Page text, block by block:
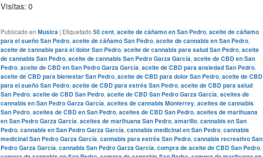
Visitas: 0
Publicado en Musica | Etiquetado 50 cent, aceite de cáñamo en San Pedro, aceite de cáñamo
para el sueño San Pedro, aceite de cáñamo San Pedro, aceite de cannabis en San Pedro,
aceite de cannabis para el dolor San Pedro, aceite de cannabis para salud San Pedro, aceite
de cannabis San Pedro, aceite de cannabis San Pedro Garza García, aceite de CBD en San
Pedro, aceite de CBD en San Pedro Garza García, aceite de CBD para ansiedad San Pedro,
aceite de CBD para bienestar San Pedro, aceite de CBD para dolor San Pedro, aceite de CBD
para el sueño San Pedro, aceite de CBD para estrés San Pedro, aceite de CBD para salud
San Pedro, aceite de CBD San Pedro, aceite de CBD San Pedro Garza García, aceites de
cannabis en San Pedro Garza García, aceites de cannabis Monterrey, aceites de cannabis
San Pedro, aceites de CBD en San Pedro, aceites de CBD San Pedro, aceites de marihuana
en San Pedro Garza García, aceites de marihuana San Pedro, amarillo, cannabis en San
Pedro, cannabis en San Pedro Garza García, cannabis medicinal en San Pedro, cannabis
medicinal San Pedro Garza García, cannabis para estrés San Pedro, cannabis recreativo San
Pedro Garza García, cannabis San Pedro Garza García, compra de aceite de CBD San Pedro,